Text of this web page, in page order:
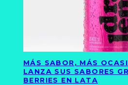
MÁS SABOR, MÁS
LANZA SUS SABORES
BERRIES EN LATA